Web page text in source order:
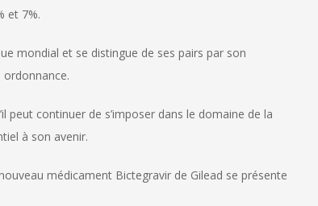
et 7%.
mondial et se distingue de ses pairs par son
peut continuer de s’imposer dans le domaine de la
à son avenir.
médicament Bictegravir de Gilead se présente